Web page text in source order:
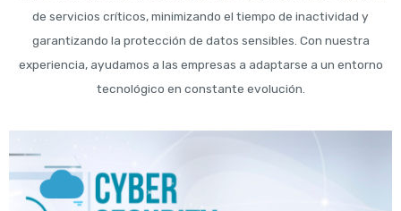
de servicios críticos, minimizando el tiempo de inactividad y
garantizando la protección de datos sensibles. Con nuestra
experiencia, ayudamos a las empresas a adaptarse a un entorno
tecnológico en constante evolución.